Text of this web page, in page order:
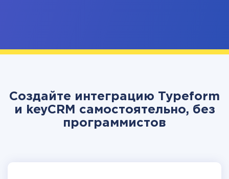
Создайте интеграцию Typeform
и keyCRM самостоятельно, без
программистов